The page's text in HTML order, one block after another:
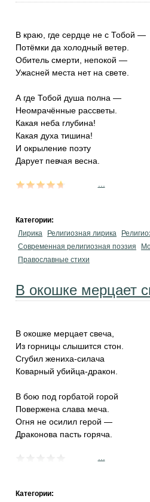
В краю, где сердце не с Тобой —
Потёмки да холодный ветер.
Обитель смерти, непокой —
Ужасней места нет на свете.
А где Тобой душа полна —
Неомрачённые рассветы.
Какая неба глубина!
Какая духа тишина!
И окрыление поэту
Дарует певчая весна.
Категории:
Лирика
Религиозная лирика
Современная религиозная поэзия
Православные стихи
В окошке мерцает
В окошке мерцает свеча,
Из горницы слышится стон.
Сгубил жениха-силача
Коварный убийца-дракон.
В бою под горбатой горой
Повержена слава меча.
Огня не осилил герой —
Драконова пасть горяча.
Категории: